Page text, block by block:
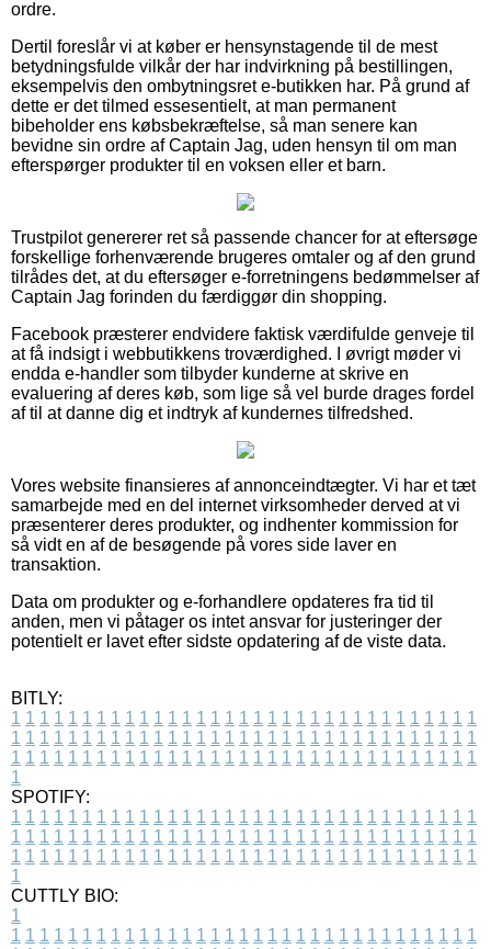
ordre.
Dertil foreslår vi at køber er hensynstagende til de mest
betydningsfulde vilkår der har indvirkning på bestillingen,
eksempelvis den ombytningsret e-butikken har. På grund af
dette er det tilmed essesentielt, at man permanent
bibeholder ens købsbekræftelse, så man senere kan
bevidne sin ordre af Captain Jag, uden hensyn til om man
efterspørger produkter til en voksen eller et barn.
Trustpilot genererer ret så passende chancer for at eftersøge
forskellige forhenværende brugeres omtaler og af den grund
tilrådes det, at du eftersøger e-forretningens bedømmelser af
Captain Jag forinden du færdiggør din shopping.
Facebook præsterer endvidere faktisk værdifulde genveje til
at få indsigt i webbutikkens troværdighed. I øvrigt møder vi
endda e-handler som tilbyder kunderne at skrive en
evaluering af deres køb, som lige så vel burde drages fordel
af til at danne dig et indtryk af kundernes tilfredshed.
Vores website finansieres af annonceindtægter. Vi har et tæt
samarbejde med en del internet virksomheder derved at vi
præsenterer deres produkter, og indhenter kommission for
så vidt en af de besøgende på vores side laver en
transaktion.
Data om produkter og e-forhandlere opdateres fra tid til
anden, men vi påtager os intet ansvar for justeringer der
potentielt er lavet efter sidste opdatering af de viste data.
BITLY:
1 1 1 1 1 1 1 1 1 1 1 1 1 1 1 1 1 1 1 1 1 1 1 1 1 1 1 1 1 1 1 1 1
1 1 1 1 1 1 1 1 1 1 1 1 1 1 1 1 1 1 1 1 1 1 1 1 1 1 1 1 1 1 1 1 1
1 1 1 1 1 1 1 1 1 1 1 1 1 1 1 1 1 1 1 1 1 1 1 1 1 1 1 1 1 1 1 1 1
1
SPOTIFY:
1 1 1 1 1 1 1 1 1 1 1 1 1 1 1 1 1 1 1 1 1 1 1 1 1 1 1 1 1 1 1 1 1
1 1 1 1 1 1 1 1 1 1 1 1 1 1 1 1 1 1 1 1 1 1 1 1 1 1 1 1 1 1 1 1 1
1 1 1 1 1 1 1 1 1 1 1 1 1 1 1 1 1 1 1 1 1 1 1 1 1 1 1 1 1 1 1 1 1
1
CUTTLY BIO:
1
1 1 1 1 1 1 1 1 1 1 1 1 1 1 1 1 1 1 1 1 1 1 1 1 1 1 1 1 1 1 1 1 1